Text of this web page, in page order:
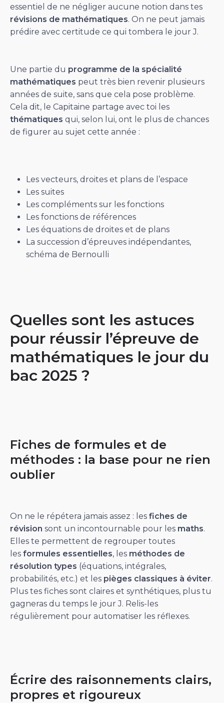
essentiel de ne négliger aucune notion dans tes
révisions de mathématiques. On ne peut jamais
prédire avec certitude ce qui tombera le jour J.
Une partie du programme de la spécialité
mathématiques peut très bien revenir plusieurs
années de suite, sans que cela pose problème.
Cela dit, le Capitaine partage avec toi les
thématiques qui, selon lui, ont le plus de chances
de figurer au sujet cette année :
Les vecteurs, droites et plans de l’espace
Les suites
Les compléments sur les fonctions
Les fonctions de références
Les équations de droites et de plans
La succession d’épreuves indépendantes,
schéma de Bernoulli
Quelles sont les astuces
pour réussir l’épreuve de
mathématiques le jour du
bac 2025 ?
Fiches de formules et de
méthodes : la base pour ne rien
oublier
On ne le répétera jamais assez : les fiches de
révision sont un incontournable pour les maths.
Elles te permettent de regrouper toutes
les formules essentielles, les méthodes de
résolution types (équations, intégrales,
probabilités, etc.) et les pièges classiques à éviter.
Plus tes fiches sont claires et synthétiques, plus tu
gagneras du temps le jour J. Relis-les
régulièrement pour automatiser les réflexes.
Écrire des raisonnements clairs,
propres et rigoureux